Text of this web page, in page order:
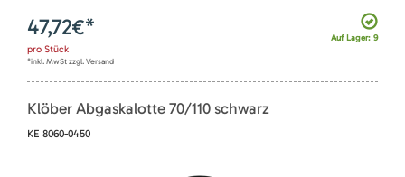
Auf Lager: 9
47,72€*
pro Stück
*inkl. MwSt zzgl. Versand
Klöber Abgaskalotte 70/110 schwarz
KE 8060-0450